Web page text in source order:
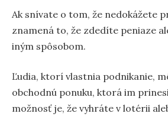
Ak snívate o tom, že nedokážete
znamená to, že zdedíte peniaze
iným spôsobom.
Ľudia, ktorí vlastnia podnikanie,
obchodnú ponuku, ktorá im
možnosť je, že vyhráte v lotérii